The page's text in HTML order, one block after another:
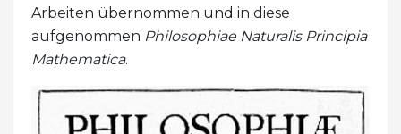
Arbeiten übernommen und in diese
aufgenommen Philosophiae Naturalis Principia
Mathematica.